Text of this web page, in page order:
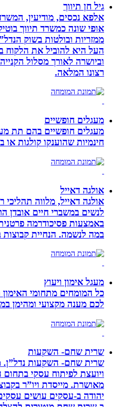
גיל חן תיווך
אלפא נכסים, מודיעין, המשרד
אופי שונה כמשרד תיווך בוטיקי
ממזריות ובולטות בשוק הנדל”ן
העל היא להוביל את הלקוח
וביושרה לאורך מסלול הקנייה או
רצונו המלאה.
מעגלים חופשיים
מעגלים חופשיים בהם תת
חינמיות שהוענקו קולגות או
אולגה דאייל
אולגה דאייל, מלווה תהליכי
לנשים במשברי חיים אובדן הריון
באמצעות פסיכודרמה פרטנית
במה לנשמה. ‏הנחיית קבוצות
מעגל אימון ויעוץ
כל המומחים מתחומי האימון
לכם מענה מקצועי ומהימן במגוון
שרית שחם- השקעות
שרית שחם- השקעות נדל”ן.
ויועצת לפיתוח עסקי בתחום
מאושרת. ‏מייסדת ויו”ר בקבוצת
יהודה‏ ב-‏עסקים עושים עסקים‏.